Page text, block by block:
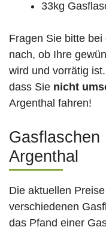
33kg
Fragen Sie bitte
nach, ob Ihre
wird und vorrätig
dass Sie nicht
Argenthal fahren!
Gasflaschen
Argenthal
Die aktuellen
verschiedenen
das Pfand einer